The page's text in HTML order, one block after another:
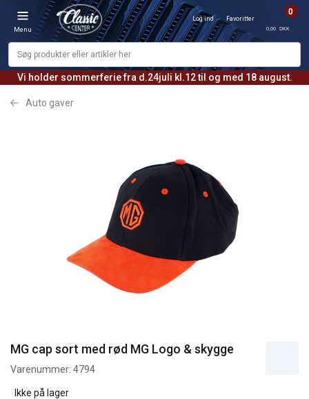
Vi holder sommerferie fra d.24juli kl.12 til og med 18 august.
Menu
Log ind Favoritter
0
0,00 DKK
Auto gaver
MG cap sort med rød MG Logo & skygge
Varenummer: 4794
Ikke på lager